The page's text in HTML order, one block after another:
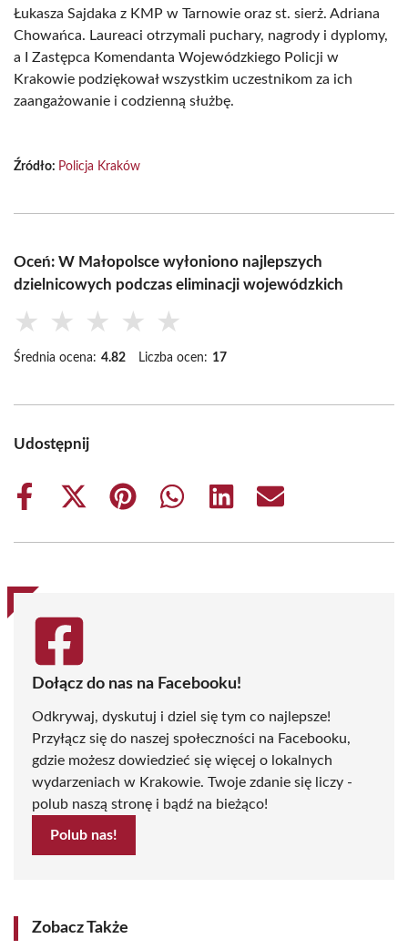
Łukasza Sajdaka z KMP w Tarnowie oraz st. sierż. Adriana
Chowańca. Laureaci otrzymali puchary, nagrody i dyplomy,
a I Zastępca Komendanta Wojewódzkiego Policji w
Krakowie podziękował wszystkim uczestnikom za ich
zaangażowanie i codzienną służbę.
Źródło: Policja Kraków
Oceń: W Małopolsce wyłoniono najlepszych
dzielnicowych podczas eliminacji wojewódzkich
★ ★ ★ ★ ★
Średnia ocena: 4.82 Liczba ocen: 17
Udostępnij
Share
Share
(Twitter)
Share
Share
Share
Share
Dołącz do nas na Facebooku!
Odkrywaj, dyskutuj i dziel się tym co najlepsze!
Przyłącz się do naszej społeczności na Facebooku,
gdzie możesz dowiedzieć się więcej o lokalnych
wydarzeniach w Krakowie. Twoje zdanie się liczy -
polub naszą stronę i bądź na bieżąco!
Polub nas!
Zobacz Także